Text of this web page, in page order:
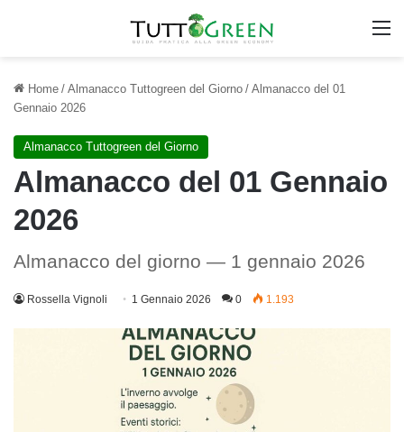
Home / Almanacco Tuttogreen del Giorno / Almanacco del 01
Gennaio 2026
Almanacco Tuttogreen del Giorno
Almanacco del 01 Gennaio
2026
Almanacco del giorno — 1 gennaio 2026
Rossella Vignoli 1 Gennaio 2026 0 1.193